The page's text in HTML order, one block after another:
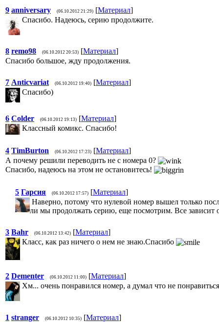
9 anniversary (06.10.2012 21:29) [Материал]
Спасибо. Надеюсь, серию продолжите.
8 remo98 (06.10.2012 20:53) [Материал]
Спасибо большое, жду продолжения.
7 Anticvariat (06.10.2012 19:40) [Материал]
Спасибо)
6 Colder (06.10.2012 19:13) [Материал]
Классный комикс. Спасибо!
4 TimBurton (06.10.2012 17:23) [Материал]
А почему решили переводить не с номера 0?
Спасибо, надеюсь на этом не остановитесь!
5 Гарсия (06.10.2012 17:57) [Материал]
Наверно, потому что нулевой номер вышел только
ли мы продолжать серию, еще посмотрим. Все зависит
3 Bahr (06.10.2012 13:42) [Материал]
Класс, как раз ничего о нем не знаю.Спасибо
2 Dementer (06.10.2012 11:00) [Материал]
Хм... очень понравился номер, а думал что не
1 stranger (06.10.2012 10:35) [Материал]